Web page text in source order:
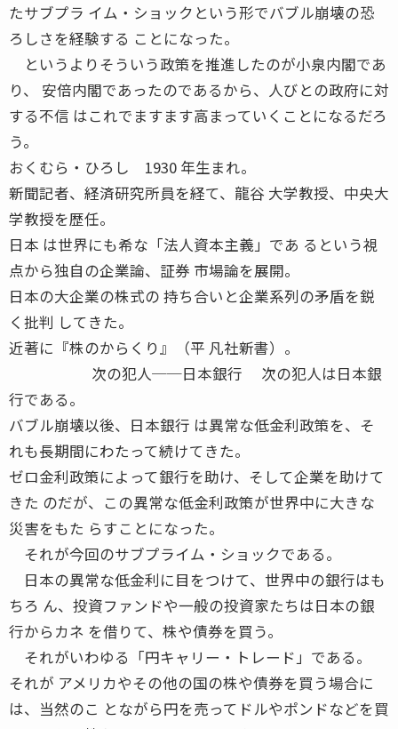
たサブプラ イム・ショックという形でバブル崩壊の恐
ろしさを経験する ことになった。
というよりそういう政策を推進したのが小泉内閣であ
り、 安倍内閣であったのであるから、人びとの政府に対
する不信 はこれでますます高まっていくことになるだろ
う。
おくむら・ひろし 1930 年生まれ。
新聞記者、経済研究所員を経て、龍谷 大学教授、中央大
学教授を歴任。
日本 は世界にも希な「法人資本主義」であ るという視
点から独自の企業論、証券 市場論を展開。
日本の大企業の株式の 持ち合いと企業系列の矛盾を鋭
く批判 してきた。
近著に『株のからくり』（平 凡社新書）。
次の犯人──日本銀行 次の犯人は日本銀
行である。
バブル崩壊以後、日本銀行 は異常な低金利政策を、そ
れも長期間にわたって続けてきた。
ゼロ金利政策によって銀行を助け、そして企業を助けて
きた のだが、この異常な低金利政策が世界中に大きな
災害をもた らすことになった。
それが今回のサブプライム・ショックである。
日本の異常な低金利に目をつけて、世界中の銀行はも
ちろ ん、投資ファンドや一般の投資家たちは日本の銀
行からカネ を借りて、株や債券を買う。
それがいわゆる「円キャリー・トレード」である。
それが アメリカやその他の国の株や債券を買う場合に
は、当然のこ とながら円を売ってドルやポンドなどを買